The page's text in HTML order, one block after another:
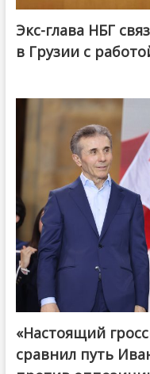
Экс-глава НБГ
в Грузии с
@ქართული ოცნება /
«Настоящий
сравнил путь